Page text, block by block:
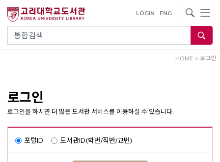
건
통합검색
LOGIN ENG
사이트내 검색
HOME > 로그인
로그인
로그인을 하시면 더 많은 도서관 서비스를 이용하실 수 있습니다.
포털ID 도서관ID(학번/직번/교번)